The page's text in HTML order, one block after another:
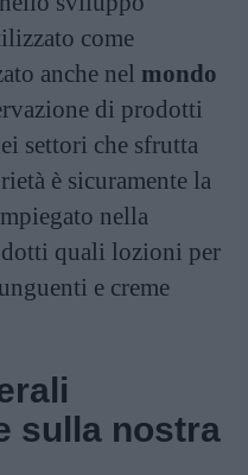
come
anche nel mondo
di prodotti
settori che sfrutta
è sicuramente la
nella
quali lozioni per
e creme
sulla nostra